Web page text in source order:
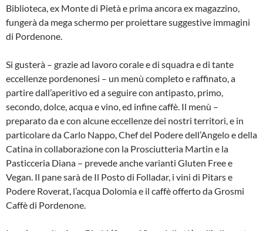
Biblioteca, ex Monte di Pietà e prima ancora ex magazzino,
fungerà da mega schermo per proiettare suggestive immagini
di Pordenone.
Si gusterà – grazie ad lavoro corale e di squadra e di tante
eccellenze pordenonesi – un menù completo e raffinato, a
partire dall’aperitivo ed a seguire con antipasto, primo,
secondo, dolce, acqua e vino, ed infine caffè. Il menù –
preparato da e con alcune eccellenze dei nostri territori, e in
particolare da Carlo Nappo, Chef del Podere dell’Angelo e della
Catina in collaborazione con la Prosciutteria Martin e la
Pasticceria Diana – prevede anche varianti Gluten Free e
Vegan. Il pane sarà de Il Posto di Folladar, i vini di Pitars e
Podere Roverat, l’acqua Dolomia e il caffè offerto da Grosmi
Caffè di Pordenone.